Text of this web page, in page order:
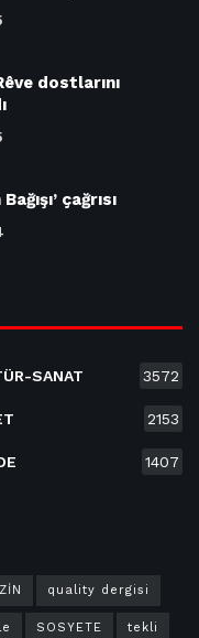
dostlarını
çağrısı
SANAT 3572
2153
1407
quality dergisi
SOSYETE tekli